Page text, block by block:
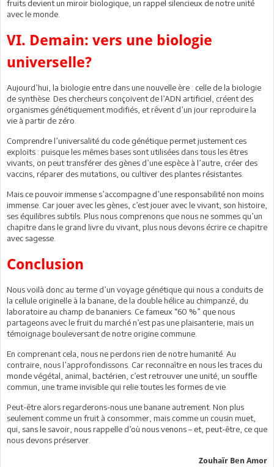
fruits devient un miroir biologique, un rappel silencieux de notre unité
avec le monde.
VI. Demain: vers une biologie
universelle?
Aujourd’hui, la biologie entre dans une nouvelle ère : celle de la biologie
de synthèse. Des chercheurs conçoivent de l’ADN artificiel, créent des
organismes génétiquement modifiés, et rêvent d’un jour reproduire la
vie à partir de zéro.
Comprendre l’universalité du code génétique permet justement ces
exploits : puisque les mêmes bases sont utilisées dans tous les êtres
vivants, on peut transférer des gènes d’une espèce à l’autre, créer des
vaccins, réparer des mutations, ou cultiver des plantes résistantes.
Mais ce pouvoir immense s’accompagne d’une responsabilité non moins
immense. Car jouer avec les gènes, c’est jouer avec le vivant, son histoire,
ses équilibres subtils. Plus nous comprenons que nous ne sommes qu’un
chapitre dans le grand livre du vivant, plus nous devons écrire ce chapitre
avec sagesse.
Conclusion
Nous voilà donc au terme d’un voyage génétique qui nous a conduits de
la cellule originelle à la banane, de la double hélice au chimpanzé, du
laboratoire au champ de bananiers. Ce fameux “60 %” que nous
partageons avec le fruit du marché n’est pas une plaisanterie, mais un
témoignage bouleversant de notre origine commune.
En comprenant cela, nous ne perdons rien de notre humanité. Au
contraire, nous l’approfondissons. Car reconnaître en nous les traces du
monde végétal, animal, bactérien, c’est retrouver une unité, un souffle
commun, une trame invisible qui relie toutes les formes de vie.
Peut-être alors regarderons-nous une banane autrement. Non plus
seulement comme un fruit à consommer, mais comme un cousin muet,
qui, sans le savoir, nous rappelle d’où nous venons – et, peut-être, ce que
nous devons préserver.
Zouhaïr Ben Amor